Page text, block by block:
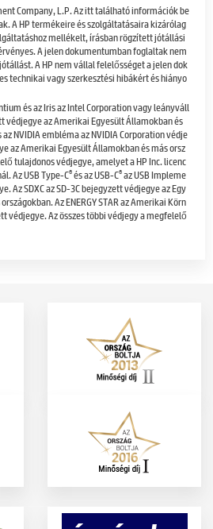
Company, L.P. Az itt található információk be
A HP termékeire és szolgáltatásaira kizárólag
mellékelt, írásban rögzített jótállási
A jelen dokumentumban foglaltak nem
A HP nem vállal felelősséget a jelen dok
technikai vagy szerkesztési hibákért és hiányo
és az Iris az Intel Corporation vagy leányváll
védjegye az Amerikai Egyesült Államokban és
NVIDIA embléma az NVIDIA Corporation védje
az Amerikai Egyesült Államokban és más orsz
tulajdonos védjegye, amelyet a HP Inc. licenc
Az USB Type-C®és az USB-C®az USB Impleme
Az SDXC az SD-3C bejegyzett védjegye az Egy
Az ENERGY STAR az Amerikai Körn
védjegye. Az összes többi védjegy a megfelelő